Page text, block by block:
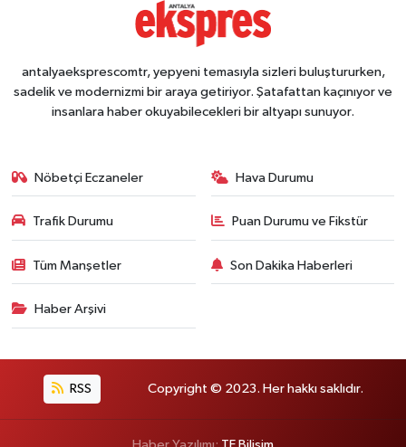
antalyaeksprescomtr, yepyeni temasıyla sizleri buluştururken,
sadelik ve modernizmi bir araya getiriyor. Şatafattan kaçınıyor ve
insanlara haber okuyabilecekleri bir altyapı sunuyor.
Nöbetçi Eczaneler Hava Durumu
Trafik Durumu Puan Durumu ve Fikstür
Tüm Manşetler Son Dakika Haberleri
Haber Arşivi
RSS Copyright © 2023. Her hakkı saklıdır.